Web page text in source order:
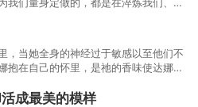
，当她全身的神经过于敏感以至他们不
抱在自己的怀里，是祂的香味使达娜始
成最美的模样